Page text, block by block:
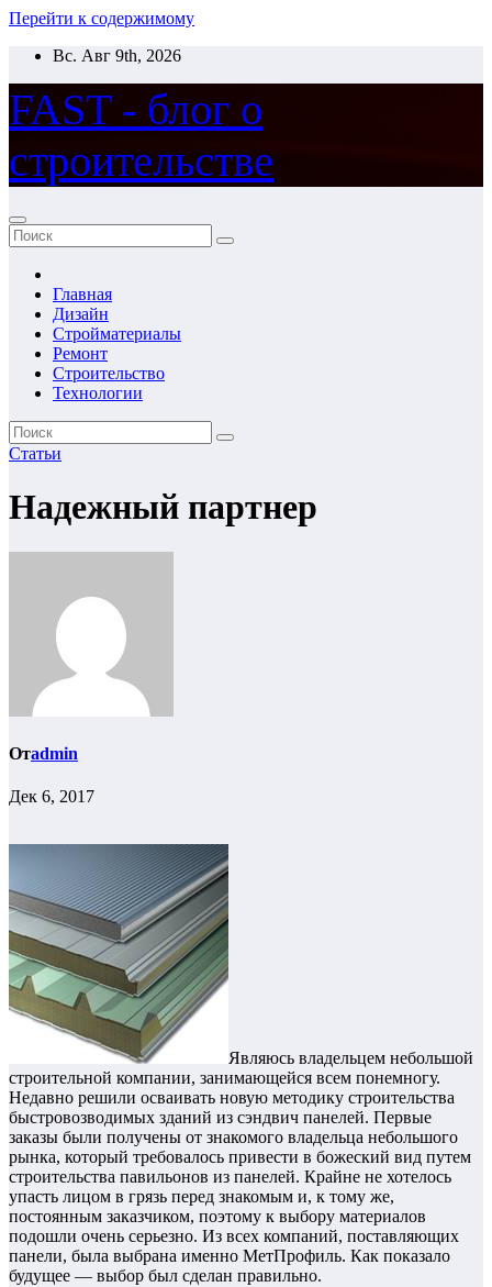
Перейти к содержимому
Вс. Авг 9th, 2026
FAST - блог о
строительстве
Главная
Дизайн
Стройматериалы
Ремонт
Строительство
Технологии
Статьи
Надежный партнер
Отadmin
Дек 6, 2017
Являюсь владельцем небольшой
строительной компании, занимающейся всем понемногу.
Недавно решили осваивать новую методику строительства
быстровозводимых зданий из сэндвич панелей. Первые
заказы были получены от знакомого владельца небольшого
рынка, который требовалось привести в божеский вид путем
строительства павильонов из панелей. Крайне не хотелось
упасть лицом в грязь перед знакомым и, к тому же,
постоянным заказчиком, поэтому к выбору материалов
подошли очень серьезно. Из всех компаний, поставляющих
панели, была выбрана именно МетПрофиль. Как показало
будущее — выбор был сделан правильно.